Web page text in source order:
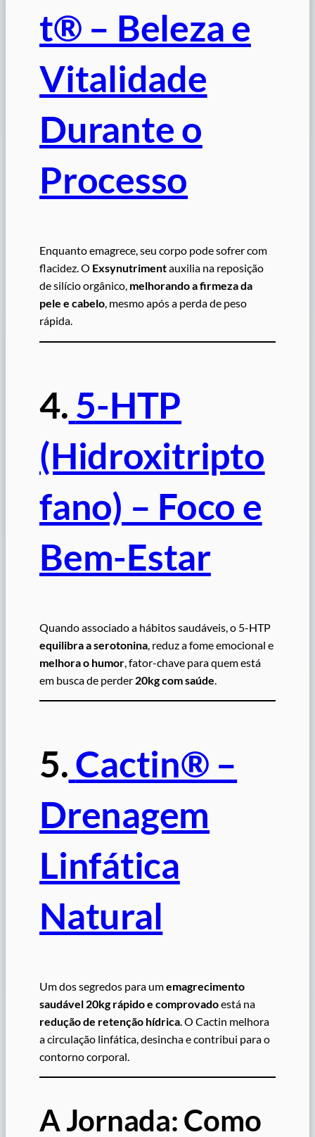
t® – Beleza e
Vitalidade
Durante o
Processo
Enquanto emagrece, seu corpo pode sofrer com
flacidez. O Exsynutrimentauxilia na reposição
de silício orgânico, melhorando a firmeza da
pele e cabelo, mesmo após a perda de peso
rápida.
4. 5-HTP
(Hidroxitripto
fano) – Foco e
Bem-Estar
Quando associado a hábitos saudáveis, o 5-HTP
equilibra a serotonina , reduz a fome emocional e
melhora o humor , fator-chave para quem está
em busca de perder 20kg com saúde
5.Cactin® –
Drenagem
Linfática
Natural
Um dos segredos para umemagrecimento
saudável 20kg rápido e comprovadoestá na
redução de retenção hídrica . O Cactin melhora
a circulação linfática, desincha e contribui para o
contorno corporal.
A Jornada: Como